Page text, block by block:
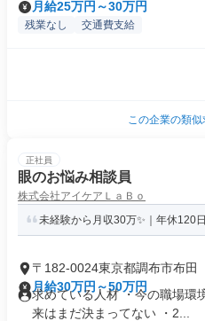
月給25万円～30万円
残業なし 交通費支給
この企業の類
正社員
眼のお悩み相談員
株式会社アイケアＬａＢｏ
未経験から月収30万✨｜年休120
〒182-0024東京都調布市布田
月給30万円～50万円
求めている人材 ・今の職場環
来はまだ決まってない ・2...